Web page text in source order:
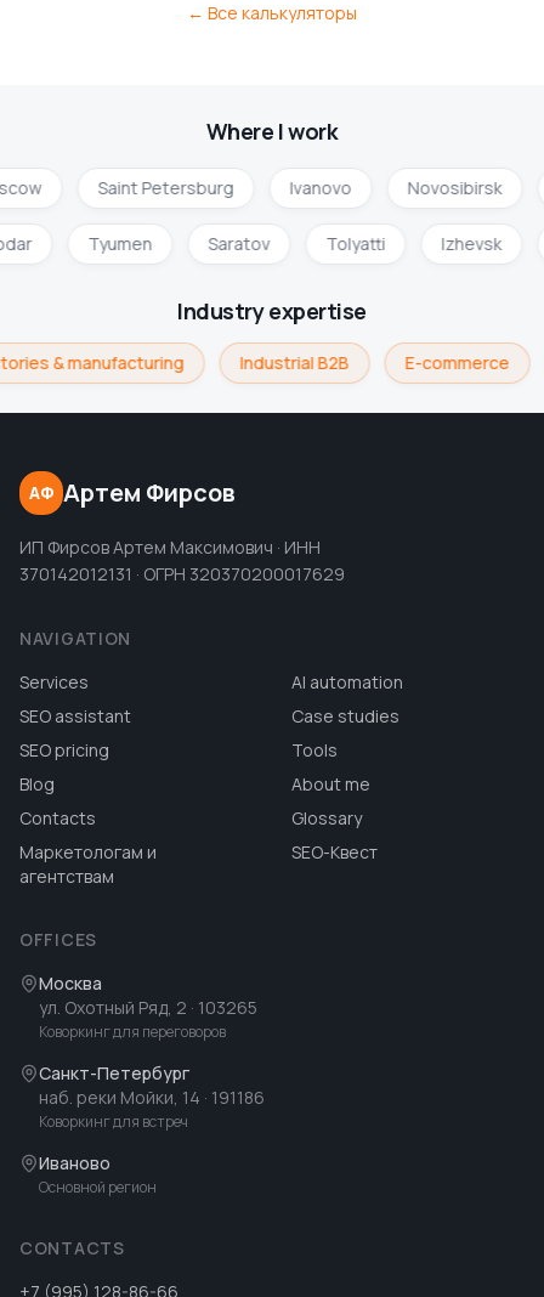
← Все калькуляторы
Where I work
Saint Petersburg Ivanovo Novosibirsk
Tyumen Saratov Tolyatti Izhevsk
Industry expertise
& manufacturing Industrial B2B E-commerce
АФ Артем Фирсов
ИП Фирсов Артем Максимович · ИНН
370142012131 · ОГРН 320370200017629
NAVIGATION
Services
AI automation
SEO assistant
Case studies
SEO pricing
Tools
Blog
About me
Contacts
Glossary
Маркетологам и
агентствам
SEO-Квест
OFFICES
Москва
ул. Охотный Ряд, 2 · 103265
Коворкинг для переговоров
Санкт-Петербург
наб. реки Мойки, 14 · 191186
Коворкинг для встреч
Иваново
Основной регион
CONTACTS
+7 (995) 128-86-66